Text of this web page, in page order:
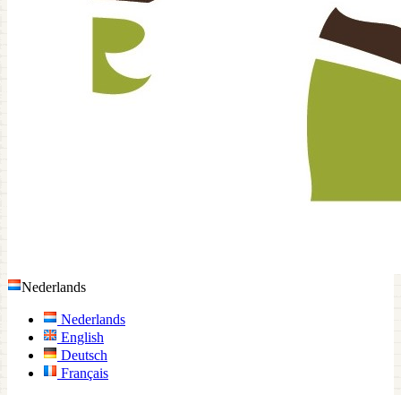
Nederlands
Nederlands
English
Deutsch
Français